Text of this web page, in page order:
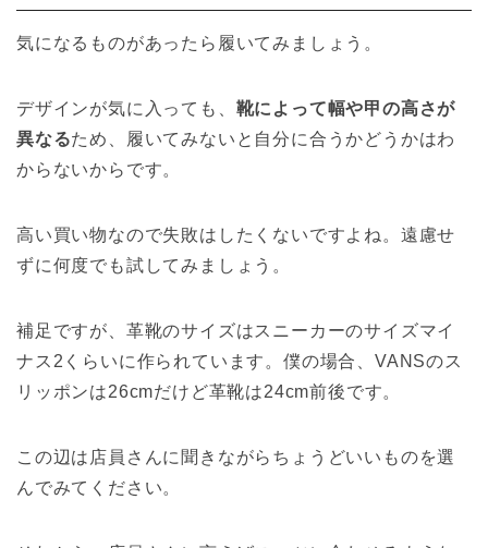
気になるものがあったら履いてみましょう。
デザインが気に入っても、 靴によって幅や甲の高さが
異なるため、履いてみないと自分に合うかどうかはわ
からないからです。
高い買い物なので失敗はしたくないですよね。遠慮せ
ずに何度でも試してみましょう。
補足ですが、革靴のサイズはスニーカーのサイズマイ
ナス2くらいに作られています。僕の場合、VANSのス
リッポンは26cmだけど革靴は24cm前後です。
この辺は店員さんに聞きながらちょうどいいものを選
んでみてください。